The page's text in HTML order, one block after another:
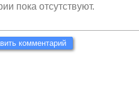
пока отсутствуют.
комментарий